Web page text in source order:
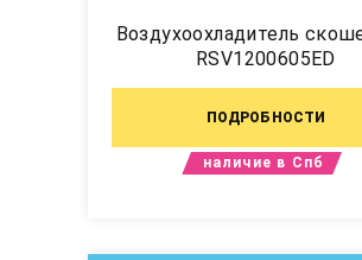
Воздухоохладитель
RSV1200605ED
ПОДРОБНОСТИ
наличие в Спб